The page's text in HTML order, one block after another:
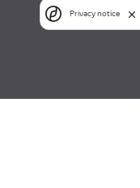
Privacy notice